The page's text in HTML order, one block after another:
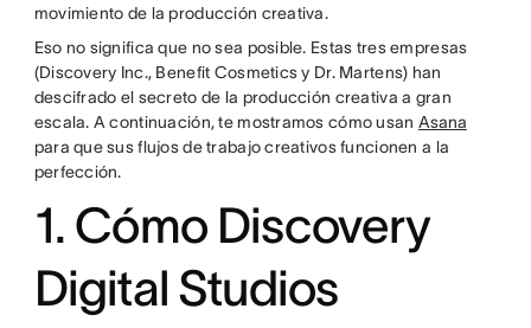
movimiento de la producción creativa.
Eso no significa que no sea posible. Estas tres empresas
(Discovery Inc., Benefit Cosmetics y Dr. Martens) han
descifrado el secreto de la producción creativa a gran
escala. A continuación, te mostramos cómo usan Asana
para que sus flujos de trabajo creativos funcionen a la
perfección.
1. Cómo Discovery
Digital Studios